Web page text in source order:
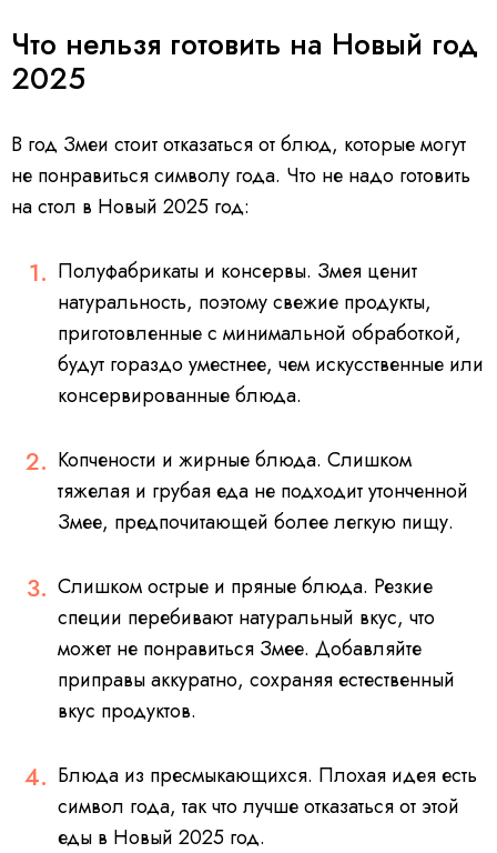
Что нельзя готовить на Новый год
2025
В год Змеи стоит отказаться от блюд, которые могут
не понравиться символу года. Что не надо готовить
на стол в Новый 2025 год:
Полуфабрикаты и консервы. Змея ценит
натуральность, поэтому свежие продукты,
приготовленные с минимальной обработкой,
будут гораздо уместнее, чем искусственные или
консервированные блюда.
Копчености и жирные блюда. Слишком
тяжелая и грубая еда не подходит утонченной
Змее, предпочитающей более легкую пищу.
Слишком острые и пряные блюда. Резкие
специи перебивают натуральный вкус, что
может не понравиться Змее. Добавляйте
приправы аккуратно, сохраняя естественный
вкус продуктов.
Блюда из пресмыкающихся. Плохая идея есть
символ года, так что лучше отказаться от этой
еды в Новый 2025 год.